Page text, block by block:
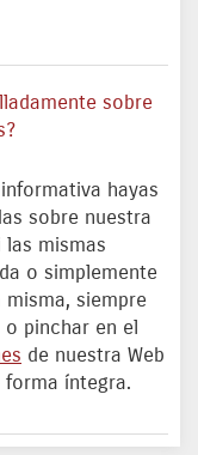
sobre
hayas
sobre nuestra
mismas
o simplemente
siempre
pinchar en el
de nuestra Web
íntegra.